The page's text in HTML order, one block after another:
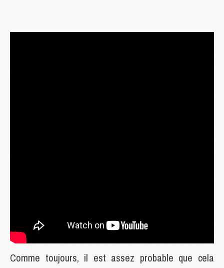
Comme toujours, il est assez probable que cela